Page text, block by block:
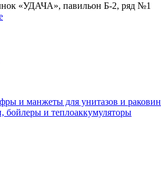
«УДАЧА», павильон Б-2, ряд №1
и манжеты для унитазов и раковин
бойлеры и теплоаккумуляторы